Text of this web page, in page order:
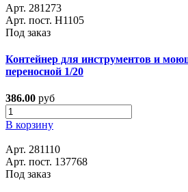
Арт. 281273
Арт. пост. H1105
Под заказ
Контейнер для инструментов и
переносной 1/20
386.00 руб
В корзину
Арт. 281110
Арт. пост. 137768
Под заказ